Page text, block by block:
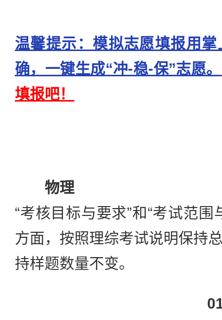
温馨提示：模拟志愿填报用
确，一键生成“冲-稳-保”志愿。
填报吧！
物理
“考核目标与要求”和“考试范
方面，按照理综考试说明保持
持样题数量不变。